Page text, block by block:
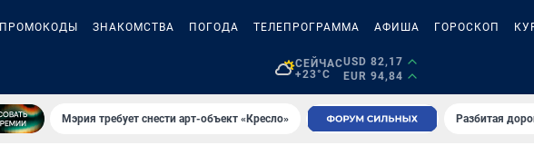
ПРОМОКОДЫ ЗНАКОМСТВА ПОГОДА ТЕЛЕПРОГРАММА АФИША ГОРОСКОП
СЕЙЧАС
+23°C
USD 82,17
EUR 94,84
Мэрия требует снести арт-объект «Кресло» Разбитая